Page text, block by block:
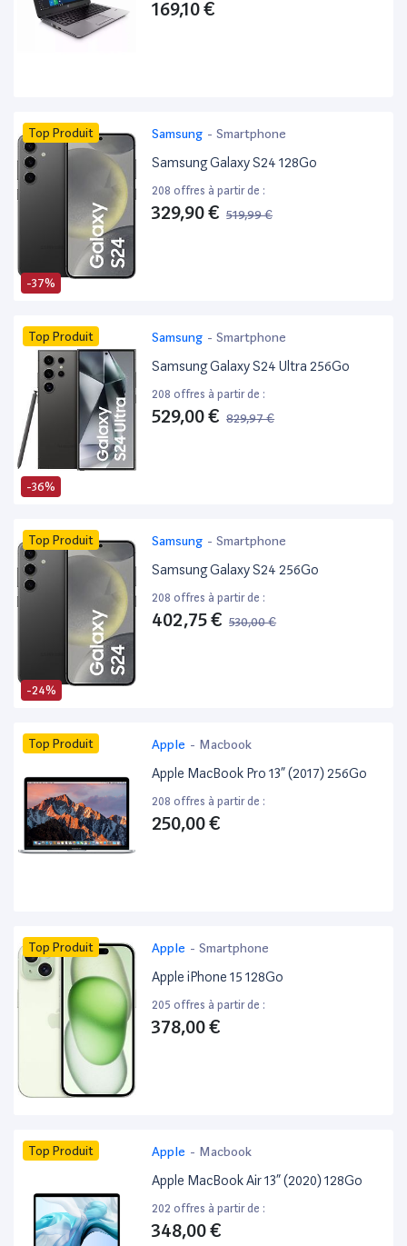
169,10 €
-37%
Top Produit Samsung - Smartphone
Samsung Galaxy S24 128Go
208 offres à partir de :
329,90 € 519,99 €
-36%
Top Produit Samsung - Smartphone
Samsung Galaxy S24 Ultra 256Go
208 offres à partir de :
529,00 € 829,97 €
-24%
Top Produit Samsung - Smartphone
Samsung Galaxy S24 256Go
208 offres à partir de :
402,75 € 530,00 €
Top Produit Apple - Macbook
Apple MacBook Pro 13” (2017) 256Go
208 offres à partir de :
250,00 €
Top Produit Apple - Smartphone
Apple iPhone 15 128Go
205 offres à partir de :
378,00 €
Top Produit Apple - Macbook
Apple MacBook Air 13” (2020) 128Go
202 offres à partir de :
348,00 €